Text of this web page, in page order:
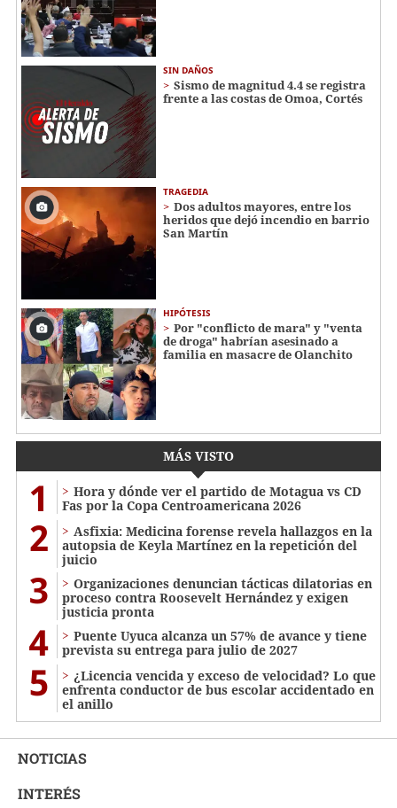
SIN DAÑOS
Sismo de magnitud 4.4 se registra
frente a las costas de Omoa, Cortés
TRAGEDIA
Dos adultos mayores, entre los
heridos que dejó incendio en barrio
San Martín
HIPÓTESIS
Por "conflicto de mara" y "venta
de droga" habrían asesinado a
familia en masacre de Olanchito
MÁS VISTO
1
Hora y dónde ver el partido de Motagua vs CD
Fas por la Copa Centroamericana 2026
2
Asfixia: Medicina forense revela hallazgos en la
autopsia de Keyla Martínez en la repetición del
juicio
3
Organizaciones denuncian tácticas dilatorias en
proceso contra Roosevelt Hernández y exigen
justicia pronta
4
Puente Uyuca alcanza un 57% de avance y tiene
prevista su entrega para julio de 2027
5
¿Licencia vencida y exceso de velocidad? Lo que
enfrenta conductor de bus escolar accidentado en
el anillo
NOTICIAS
INTERÉS